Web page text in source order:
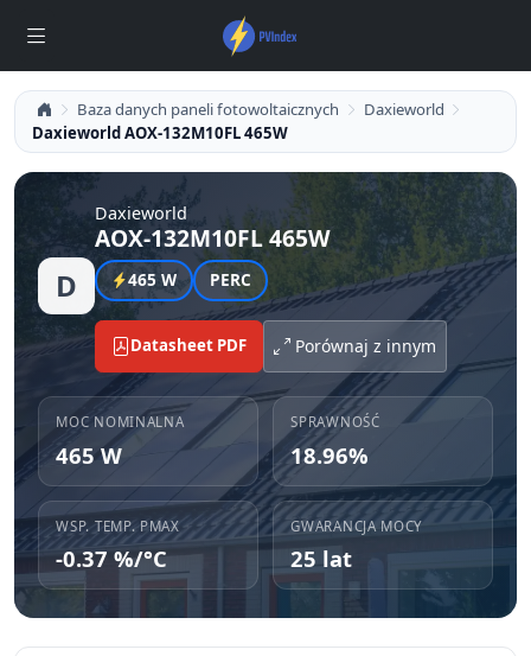
Baza danych paneli fotowoltaicznych
Daxieworld
Daxieworld AOX-132M10FL 465W
D
Daxieworld
AOX-132M10FL 465W
465 W PERC
Datasheet PDF Porównaj z innym
MOC NOMINALNA
465 W
SPRAWNOŚĆ
18.96%
WSP. TEMP. PMAX
-0.37 %/°C
GWARANCJA MOCY
25 lat